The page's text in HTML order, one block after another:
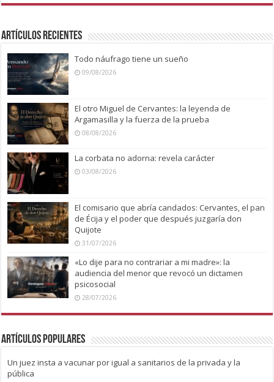
Artículos recientes
Todo náufrago tiene un sueño
09/08/2026
El otro Miguel de Cervantes: la leyenda de
Argamasilla y la fuerza de la prueba
08/08/2026
La corbata no adorna: revela carácter
03/08/2026
El comisario que abría candados: Cervantes, el pan
de Écija y el poder que después juzgaría don
Quijote
31/07/2026
«Lo dije para no contrariar a mi madre»: la
audiencia del menor que revocó un dictamen
psicosocial
28/07/2026
Artículos Populares
Un juez insta a vacunar por igual a sanitarios de la privada y la
pública